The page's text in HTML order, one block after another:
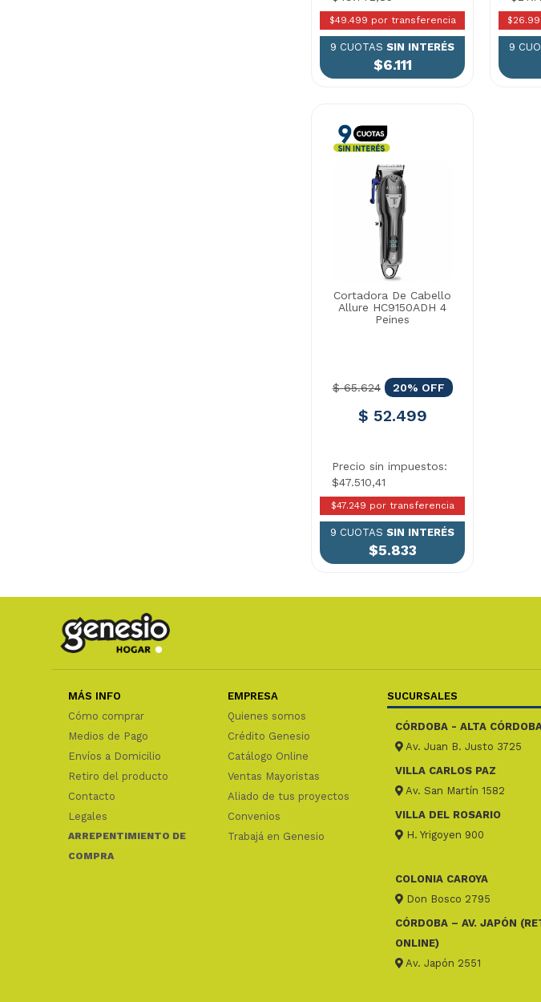
$49.499 por transferencia
9 CUOTASSIN INTERÉS
$6.111
9
Cortadora De Cabello
Allure HC9150ADH 4
Peines
$ 65.624 20% OFF
$ 52.499
Precio sin impuestos:
$47.510,41
$47.249 por transferencia
9 CUOTASSIN INTERÉS
$5.833
MÁS INFO
Cómo comprar
Medios de Pago
Envíos a Domicilio
Retiro del producto
Contacto
Legales
ARREPENTIMIENTO DE
COMPRA
EMPRESA
Quienes somos
Crédito Genesio
Catálogo Online
Ventas Mayoristas
Aliado de tus proyectos
Convenios
Trabajá en Genesio
SUCURSALES
CÓRDOBA - ALTA
Av. Juan B. Justo 3725
VILLA CARLOS PAZ
Av. San Martín 1582
VILLA DEL ROSARIO
H. Yrigoyen 900
COLONIA CAROYA
Don Bosco 2795
CÓRDOBA – AV. JAPÓN
ONLINE)
Av. Japón 2551